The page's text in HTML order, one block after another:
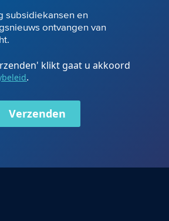
subsidiekansen en
ontvangen van
klikt gaat u akkoord
.
Verzenden